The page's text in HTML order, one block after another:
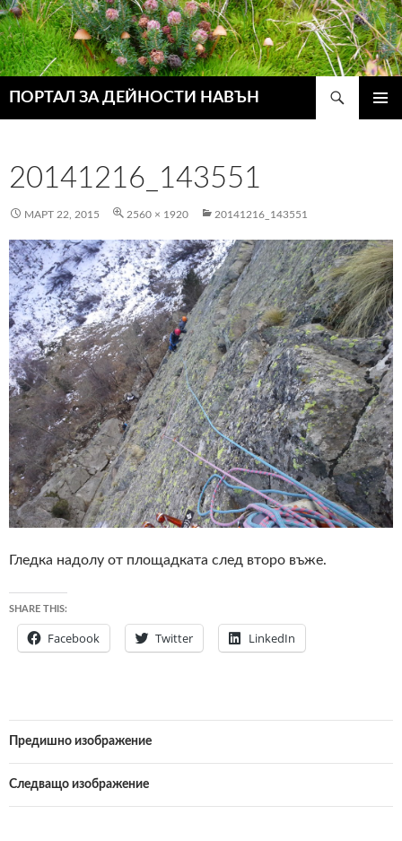
ПОРТАЛ ЗА ДЕЙНОСТИ НАВЪН
20141216_143551
МАРТ 22, 2015 2560 × 1920 20141216_143551
Гледка надолу от площадката след второ въже.
SHARE THIS:
Facebook Twitter LinkedIn
Предишно изображение
Следващо изображение